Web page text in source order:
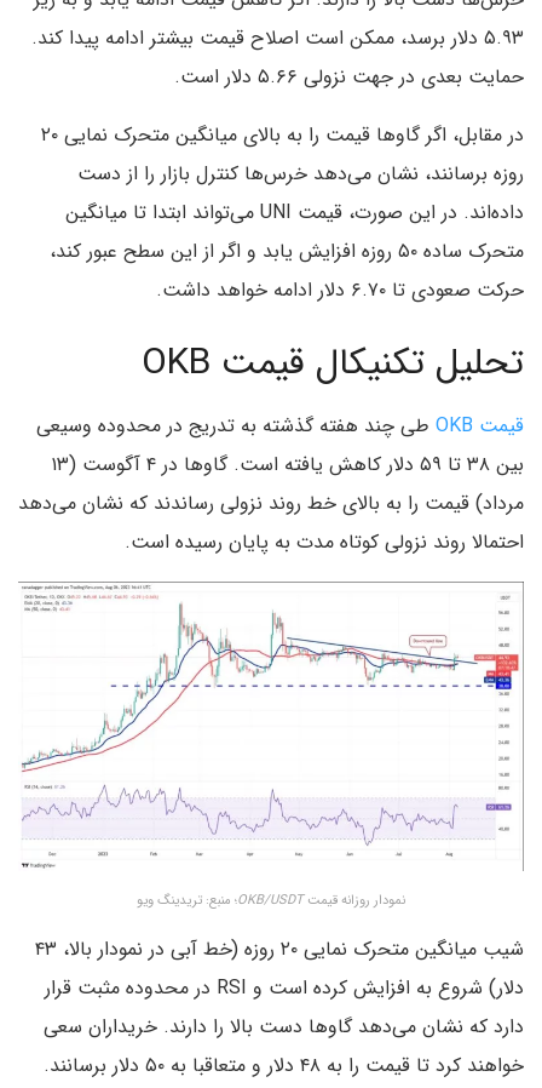
۵.۹۳ دلار برسد، ممکن است اصلاح قیمت بیشتر ادامه پیدا کند.
حمایت بعدی در جهت نزولی ۵.۶۶ دلار است.
در مقابل، اگر گاوها قیمت را به بالای میانگین متحرک نمایی ۲۰
روزه برسانند، نشان می‌دهد خرس‌ها کنترل بازار را از دست
داده‌اند. در این صورت، قیمت UNI می‌تواند ابتدا تا میانگین
متحرک ساده ۵۰ روزه افزایش یابد و اگر از این سطح عبور کند،
حرکت صعودی تا ۶.۷۰ دلار ادامه خواهد داشت.
تحلیل تکنیکال قیمت OKB
قیمت OKB
طی چند هفته گذشته به تدریج در محدوده وسیعی
بین ۳۸ تا ۵۹ دلار کاهش یافته است. گاوها در ۴ آگوست (۱۳
مرداد) قیمت را به بالای خط روند نزولی رساندند که نشان می‌دهد
احتمالا روند نزولی کوتاه مدت به پایان رسیده است.
نمودار روزانه قیمتOKB/USDT؛ منبع: تریدینگ ویو
شیب میانگین متحرک نمایی ۲۰ روزه (خط آبی در نمودار بالا، ۴۳
دلار) شروع به افزایش کرده است و RSI در محدوده مثبت قرار
دارد که نشان می‌دهد گاوها دست بالا را دارند. خریداران سعی
خواهند کرد تا قیمت را به ۴۸ دلار و متعاقبا به ۵۰ دلار برسانند.